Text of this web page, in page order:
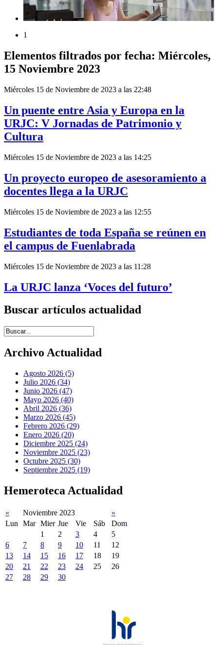
1
Elementos filtrados por fecha: Miércoles,
15 Noviembre 2023
Miércoles 15 de Noviembre de 2023 a las 22:48
Un puente entre Asia y Europa en la
URJC: V Jornadas de Patrimonio y
Cultura
Miércoles 15 de Noviembre de 2023 a las 14:25
Un proyecto europeo de asesoramiento a
docentes llega a la URJC
Miércoles 15 de Noviembre de 2023 a las 12:55
Estudiantes de toda España se reúnen en
el campus de Fuenlabrada
Miércoles 15 de Noviembre de 2023 a las 11:28
La URJC lanza ‘Voces del futuro’
Buscar artículos actualidad
Introduce términos de búsqueda
Archivo Actualidad
Agosto 2026 (5)
Julio 2026 (34)
Junio 2026 (47)
Mayo 2026 (40)
Abril 2026 (36)
Marzo 2026 (45)
Febrero 2026 (29)
Enero 2026 (20)
Diciembre 2025 (24)
Noviembre 2025 (23)
Octubre 2025 (30)
Septiembre 2025 (19)
Hemeroteca Actualidad
« Noviembre 2023
»
Lun
Mar Mier Jue Vie Sáb
Dom
1
2 3 4
5
6
7 8 9 10 11
12
13
14 15 16 17 18
19
20
21 22 23 24 25
26
27
28 29 30